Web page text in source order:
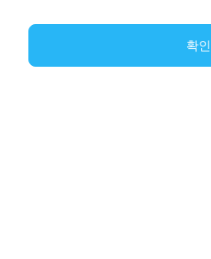
확인